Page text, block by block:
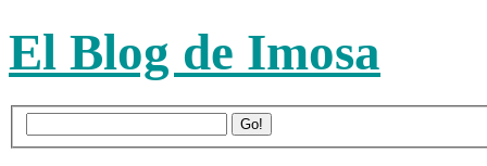
El Blog de Imosa